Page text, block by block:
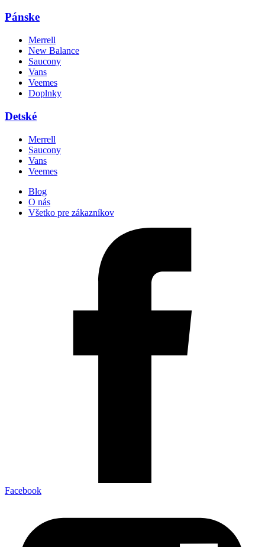
Pánske
Merrell
New Balance
Saucony
Vans
Veemes
Doplnky
Detské
Merrell
Saucony
Vans
Veemes
Blog
O nás
Všetko pre zákazníkov
Facebook